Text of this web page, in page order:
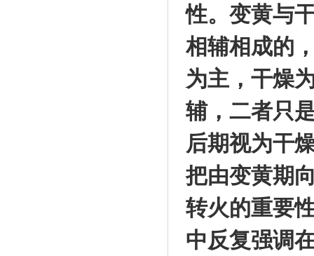
性。变黄与
相辅相成的
为主，干燥
辅，二者只
后期视为干
把由变黄期
转火的重要
中反复强调